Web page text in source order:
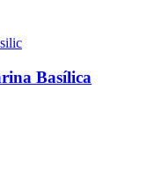
Basílica